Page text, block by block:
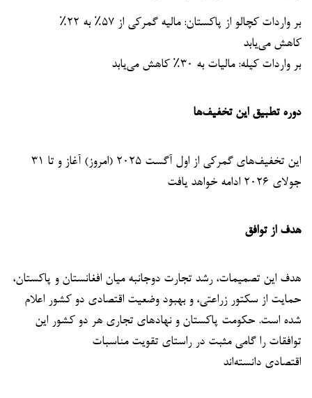
بر واردات کچالو از پاکستان: مالیه گمرکی از ۵۷٪ به ۲۲٪
کاهش می‌یابد
بر واردات کیله: مالیات به ۳۰٪ کاهش می‌یابد
دوره تطبیق این تخفیف‌ها
این تخفیف‌های گمرکی از اول آگست ۲۰۲۵ (امروز) آغاز و تا ۳۱
جولای ۲۰۲۶ ادامه خواهد یافت
هدف از توافق
هدف این تصمیمات، رشد تجارت دوجانبه میان افغانستان و پاکستان،
حمایت از سکتور زراعتی، و بهبود وضعیت اقتصادی دو کشور اعلام
شده است. حکومت پاکستان و نهادهای تجاری هر دو کشور این
توافقات را گامی مثبت در راستای تقویت مناسبات
اقتصادی دانسته‌اند